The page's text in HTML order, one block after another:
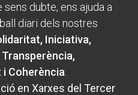
sens dubte, ens ajuda a
diari dels nostres
Iniciativa,
Coherència
en Xarxes del Tercer